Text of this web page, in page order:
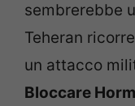
sembrerebbe
Teheran
un attacco
Bloccare